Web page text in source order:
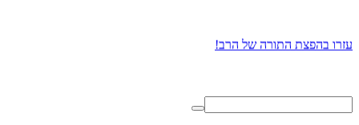
עזרו בהפצת התורה של הרב!